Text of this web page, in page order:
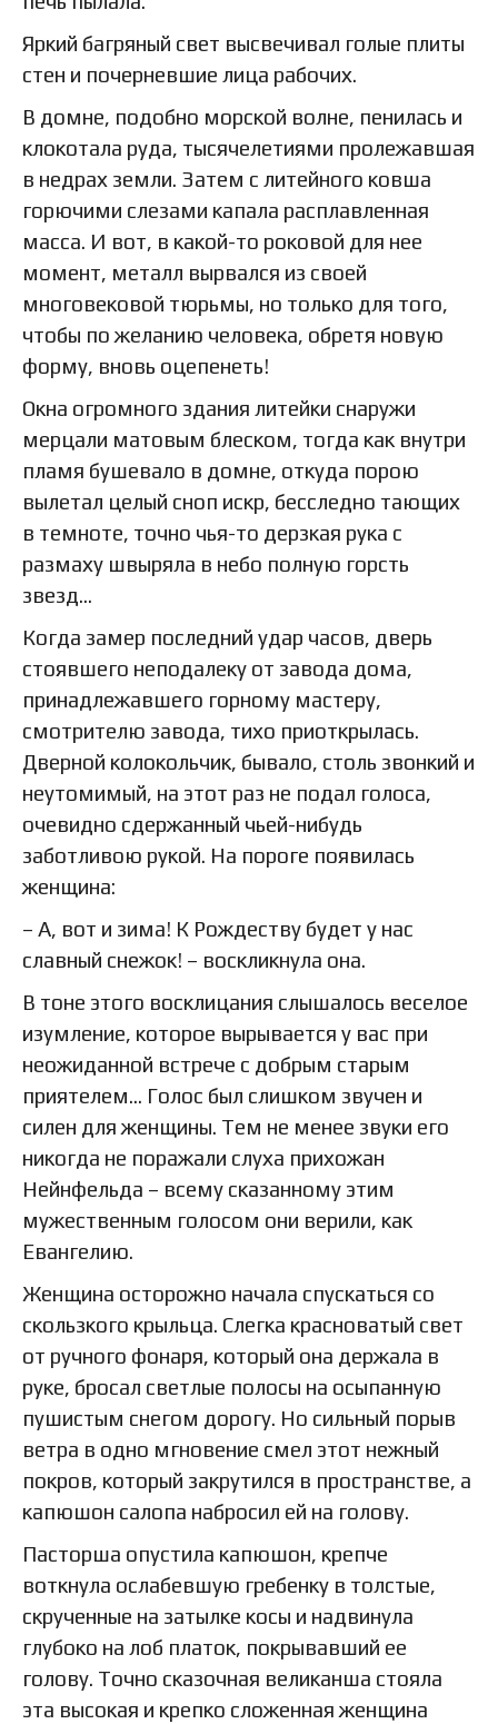
Яркий багряный свет высвечивал голые плиты
стен и почерневшие лица рабочих.
В домне, подобно морской волне, пенилась и
клокотала руда, тысячелетиями пролежавшая
в недрах земли. Затем с литейного ковша
горючими слезами капала расплавленная
масса. И вот, в какой-то роковой для нее
момент, металл вырвался из своей
многовековой тюрьмы, но только для того,
чтобы по желанию человека, обретя новую
форму, вновь оцепенеть!
Окна огромного здания литейки снаружи
мерцали матовым блеском, тогда как внутри
пламя бушевало в домне, откуда порою
вылетал целый сноп искр, бесследно тающих
в темноте, точно чья-то дерзкая рука с
размаху швыряла в небо полную горсть
звезд…
Когда замер последний удар часов, дверь
стоявшего неподалеку от завода дома,
принадлежавшего горному мастеру,
смотрителю завода, тихо приоткрылась.
Дверной колокольчик, бывало, столь звонкий и
неутомимый, на этот раз не подал голоса,
очевидно сдержанный чьей-нибудь
заботливою рукой. На пороге появилась
женщина:
– А, вот и зима! К Рождеству будет у нас
славный снежок! – воскликнула она.
В тоне этого восклицания слышалось веселое
изумление, которое вырывается у вас при
неожиданной встрече с добрым старым
приятелем… Голос был слишком звучен и
силен для женщины. Тем не менее звуки его
никогда не поражали слуха прихожан
Нейнфельда – всему сказанному этим
мужественным голосом они верили, как
Евангелию.
Женщина осторожно начала спускаться со
скользкого крыльца. Слегка красноватый свет
от ручного фонаря, который она держала в
руке, бросал светлые полосы на осыпанную
пушистым снегом дорогу. Но сильный порыв
ветра в одно мгновение смел этот нежный
покров, который закрутился в пространстве, а
капюшон салопа набросил ей на голову.
Пасторша опустила капюшон, крепче
воткнула ослабевшую гребенку в толстые,
скрученные на затылке косы и надвинула
глубоко на лоб платок, покрывавший ее
голову. Точно сказочная великанша стояла
эта высокая и крепко сложенная женщина